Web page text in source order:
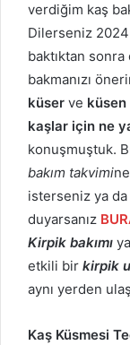
verdiğim kaş
Dilerseniz 2024
baktıktan
bakmanızı
küser ve küsen
kaşlar için ne
konuşmuştuk.
bakım takvimi
isterseniz ya
duyarsanız
Kirpik bakımı
etkili bir kirpik
aynı yerden
Kaş Küsmesi